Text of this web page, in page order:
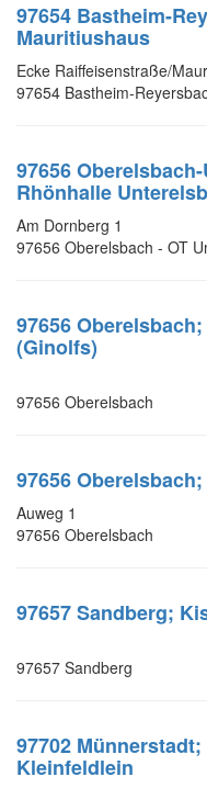
97654 Bastheim-
Mauritiushaus
Ecke Raiffeisenstraße/
97654 Bastheim-
97656
Rhönhalle
Am Dornberg 1
97656 Oberelsbach - OT
97656
(Ginolfs)
97656 Oberelsbach
97656
Auweg 1
97656 Oberelsbach
97657 Sandberg;
97657 Sandberg
97702
Kleinfeldlein